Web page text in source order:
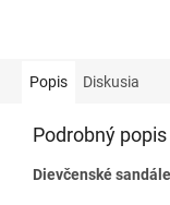
Popis Diskusia
Podrobný popis
Dievčenské